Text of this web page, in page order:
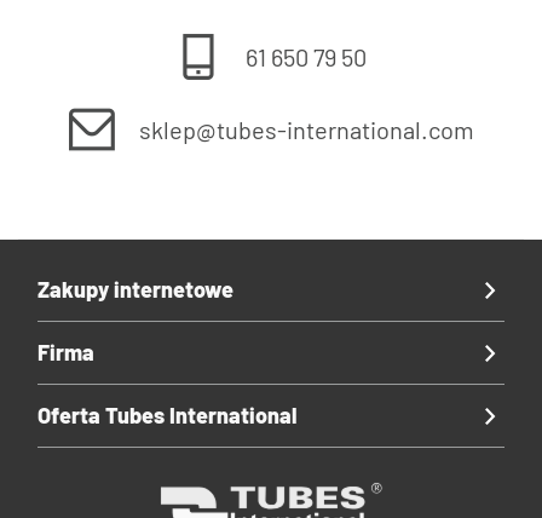
61 650 79 50
sklep@tubes-international.com
Zakupy internetowe
Firma
Oferta Tubes International